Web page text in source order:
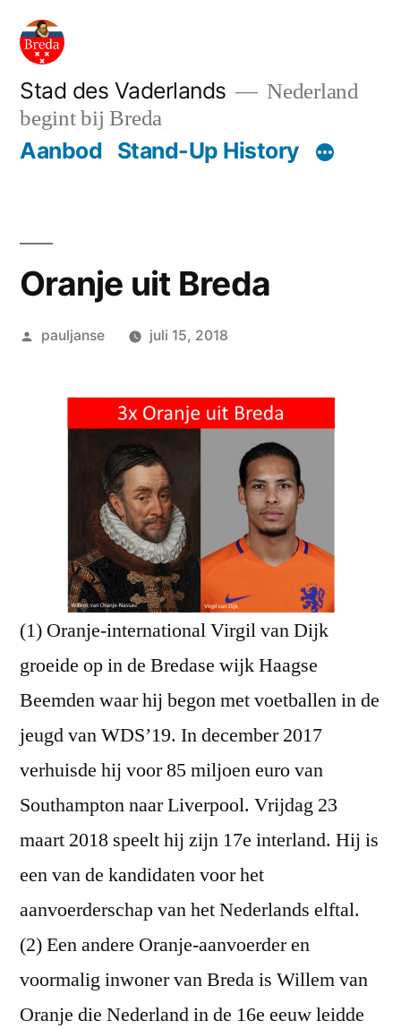
naar
inhoud
Stad des Vaderlands
Nederland
begint bij Breda
Aanbod Stand-Up History
Oranje uit Breda
Geplaatst
pauljanse juli 15, 2018
(1) Oranje-international Virgil van Dijk
groeide op in de Bredase wijk Haagse
Beemden waar hij begon met voetballen in de
jeugd van WDS’19. In december 2017
verhuisde hij voor 85 miljoen euro van
Southampton naar Liverpool. Vrijdag 23
maart 2018 speelt hij zijn 17e interland. Hij is
een van de kandidaten voor het
aanvoerderschap van het Nederlands elftal.
(2) Een andere Oranje-aanvoerder en
voormalig inwoner van Breda is Willem van
Oranje die Nederland in de 16e eeuw leidde